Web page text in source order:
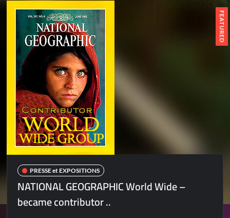
FEATURED
PRESSE et EXPOSITIONS
NATIONAL GEOGRAPHIC World Wide –
became contributor ..